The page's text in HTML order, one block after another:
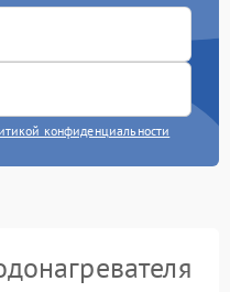
конфиденциальности